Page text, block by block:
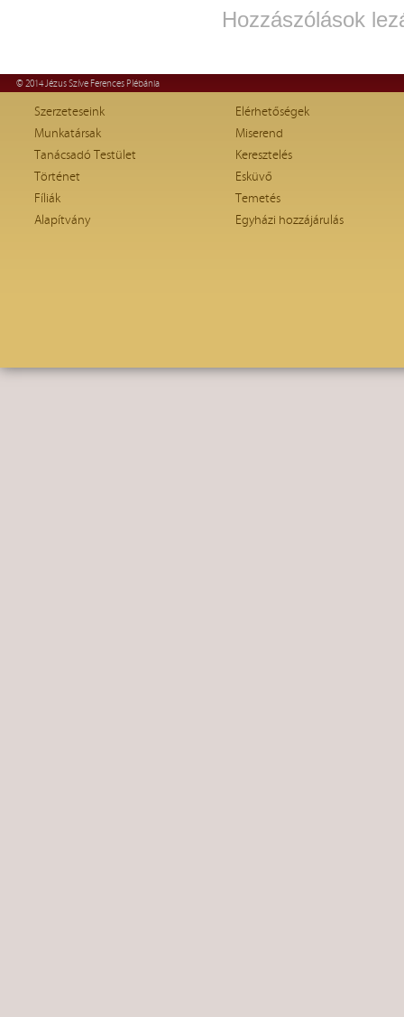
Hozzászólások
© 2014 Jézus Szíve Ferences Plébánia
Szerzeteseink
Munkatársak
Tanácsadó Testület
Történet
Fíliák
Alapítvány
Elérhetőségek
Miserend
Keresztelés
Esküvő
Temetés
Egyházi hozzájárulás